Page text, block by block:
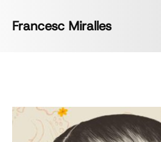
Francesc Miralles